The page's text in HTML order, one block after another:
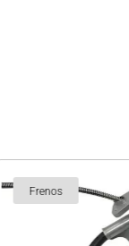
Frenos